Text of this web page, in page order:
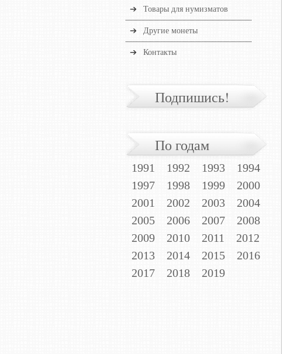
Товары для нумизматов
Другие монеты
Контакты
Подпишись!
По годам
1991 1992 1993
1994
1997
1998 1999
2000
2001
2002 2003
2004
2005
2006 2007
2008
2009
2010 2011
2012
2013
2014 2015
2016
2017
2018 2019